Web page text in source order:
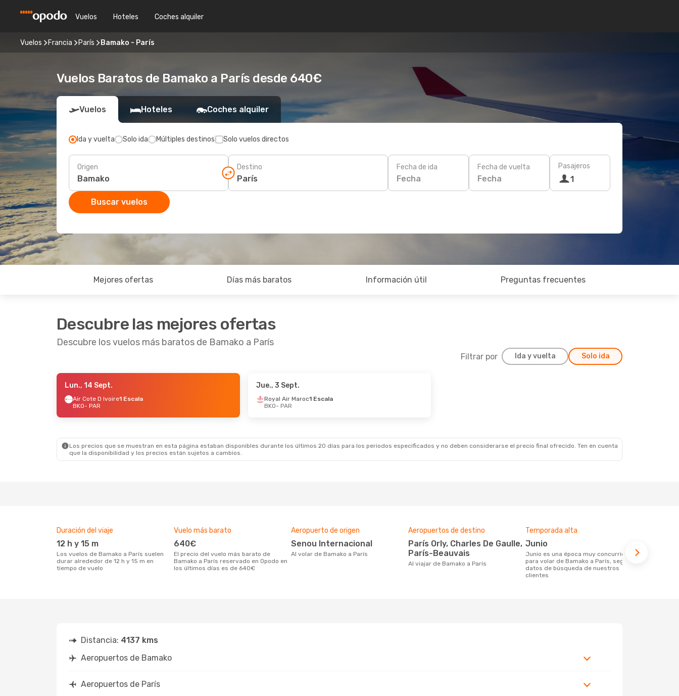
Vuelos Hoteles Coches alquiler
Vuelos Francia París Bamako - París
Vuelos Baratos de Bamako a París desde 640€
Vuelos Hoteles Coches alquiler
Ida y vuelta Solo ida Múltiples destinos Solo vuelos directos
Origen Destino Fecha de ida
Fecha
Fecha de vuelta
Fecha
Pasajeros
1
Buscar vuelos
Mejores ofertas Días más baratos Información útil Preguntas frecuentes
Descubre las mejores ofertas
Descubre los vuelos más baratos de Bamako a París
Filtrar por Ida y vuelta Solo ida
- Sáb., 12 Sept.
1 Escala
Lun., 14 Sept.
Air Cote D Ivoire1 Escala
BKO- PAR
Jue., 3 Sept.
Royal Air Maroc1 Escala
BKO- PAR
Los precios que se muestran en esta página estaban disponibles durante los últimos 20 días para los periodos especificados y no deben considerarse el precio final ofrecido. Ten en cuenta
que la disponibilidad y los precios están sujetos a cambios.
Duración del viaje
12 h y 15 m
Los vuelos de Bamako a París suelen
durar alrededor de 12 h y 15 m en
tiempo de vuelo
Vuelo más barato
640€
El precio del vuelo más barato de
Bamako a París reservado en Opodo en
los últimos días es de 640€
Aeropuerto de origen
Senou Internacional
Al volar de Bamako a París
Aeropuertos de destino
París Orly, Charles De Gaulle,
París-Beauvais
Al viajar de Bamako a París
Temporada alta
junio
junio es una época muy concurrida
para volar de Bamako a París, según los
datos de búsqueda de nuestros
clientes
Distancia: 4137 kms
Aeropuertos de Bamako
Aeropuertos de París